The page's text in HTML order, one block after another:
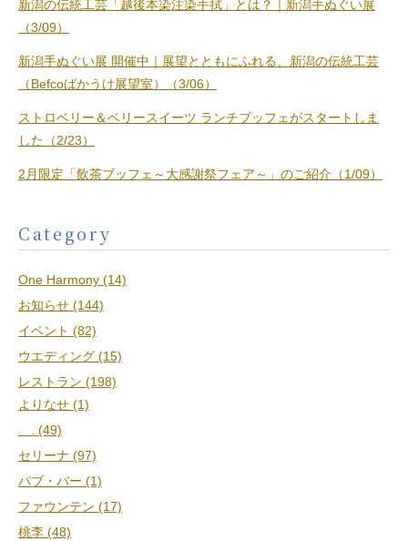
新潟の伝統工芸「越後本染注染手拭」とは？｜新潟手ぬぐい展
（3/09）
新潟手ぬぐい展 開催中｜展望とともにふれる、新潟の伝統工芸
（Befcoばかうけ展望室）（3/06）
ストロベリー＆ベリースイーツ ランチブッフェがスタートしま
した（2/23）
2月限定「飲茶ブッフェ～大感謝祭フェア～」のご紹介（1/09）
Category
One Harmony (14)
お知らせ (144)
イベント (82)
ウエディング (15)
レストラン (198)
よりなせ (1)
. (49)
セリーナ (97)
パブ・バー (1)
ファウンテン (17)
桃李 (48)